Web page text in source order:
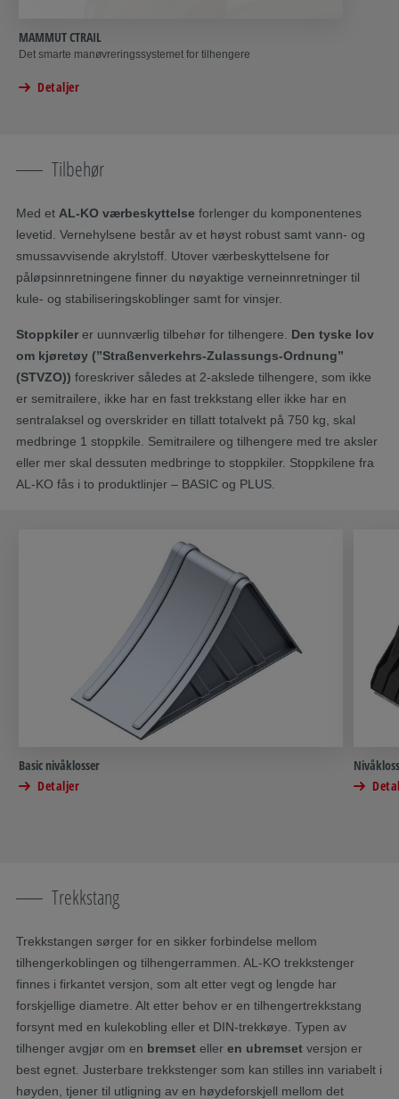
MAMMUT CTRAIL
Det smarte manøvreringssystemet for tilhengere
Detaljer
Tilbehør
Med et AL-KO værbeskyttelse forlenger du komponentenes
levetid. Vernehylsene består av et høyst robust samt vann- og
smussavvisende akrylstoff. Utover værbeskyttelsene for
påløpsinnretningene finner du nøyaktige verneinnretninger til
kule- og stabiliseringskoblinger samt for vinsjer.
Stoppkiler er uunnværlig tilbehør for tilhengere. Den tyske lov
om kjøretøy (”Straßenverkehrs-Zulassungs-Ordnung”
(STVZO)) foreskriver således at 2-akslede tilhengere, som ikke
er semitrailere, ikke har en fast trekkstang eller ikke har en
sentralaksel og overskrider en tillatt totalvekt på 750 kg, skal
medbringe 1 stoppkile. Semitrailere og tilhengere med tre aksler
eller mer skal dessuten medbringe to stoppkiler. Stoppkilene fra
AL-KO fås i to produktlinjer – BASIC og PLUS.
Basic nivåklosser
Detaljer
Trekkstang
Trekkstangen sørger for en sikker forbindelse mellom
tilhengerkoblingen og tilhengerrammen. AL-KO trekkstenger
finnes i firkantet versjon, som alt etter vegt og lengde har
forskjellige diametre. Alt etter behov er en tilhengertrekkstang
forsynt med en kulekobling eller et DIN-trekkøye. Typen av
tilhenger avgjør om en bremset eller en ubremset versjon er
best egnet. Justerbare trekkstenger som kan stilles inn variabelt i
høyden, tjener til utligning av en høydeforskjell mellom det